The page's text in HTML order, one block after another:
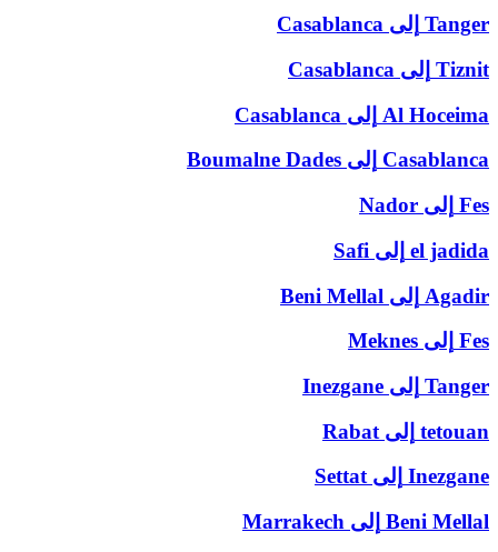
Tanger إلى Casablanca
Tiznit إلى Casablanca
Al Hoceima إلى Casablanca
Casablanca إلى Boumalne Dades
Fes إلى Nador
el jadida إلى Safi
Agadir إلى Beni Mellal
Fes إلى Meknes
Tanger إلى Inezgane
tetouan إلى Rabat
Inezgane إلى Settat
Beni Mellal إلى Marrakech